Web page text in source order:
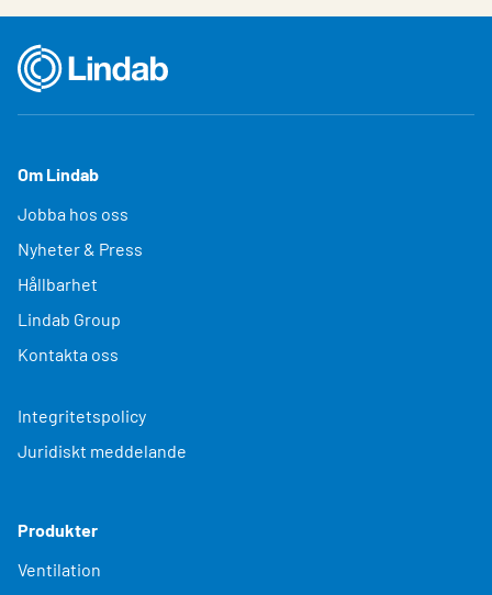
Om Lindab
Jobba hos oss
Nyheter & Press
Hållbarhet
Lindab Group
Kontakta oss
Integritetspolicy
Juridiskt meddelande
Produkter
Ventilation